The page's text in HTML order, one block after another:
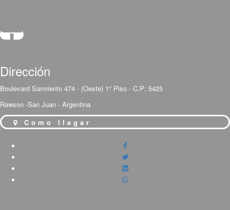
Dirección
Boulevard Sarmiento 474 - (Oeste) 1° Piso - C.P: 5425
Rawson -San Juan - Argentina
Como llegar